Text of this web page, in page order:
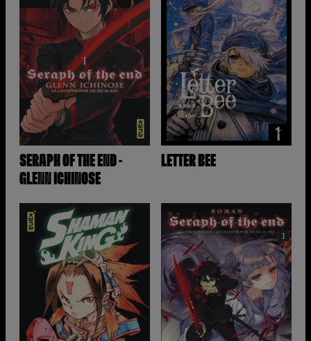
SERAPH OF THE END -
GLENN ICHINOSE
LETTER BEE